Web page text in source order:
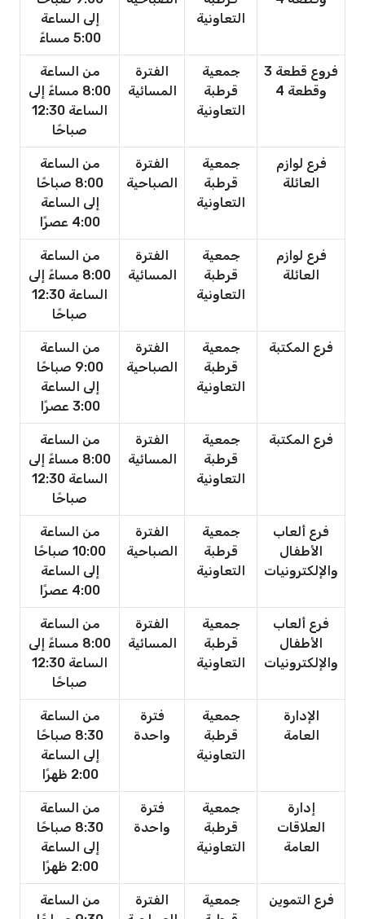
التعاونية
إلى الساعة
5:00 مساءً
فروع قطعة 3
وقطعة 4
جمعية
قرطبة
التعاونية
الفترة
المسائية
من الساعة
8:00 مساءً إلى
الساعة 12:30
صباحًا
فرع لوازم
العائلة
جمعية
قرطبة
التعاونية
الفترة
الصباحية
من الساعة
8:00 صباحًا
إلى الساعة
4:00 عصرًا
فرع لوازم
العائلة
جمعية
قرطبة
التعاونية
الفترة
المسائية
من الساعة
8:00 مساءً إلى
الساعة 12:30
صباحًا
فرع المكتبة
جمعية
قرطبة
التعاونية
الفترة
الصباحية
من الساعة
9:00 صباحًا
إلى الساعة
3:00 عصرًا
فرع المكتبة
جمعية
قرطبة
التعاونية
الفترة
المسائية
من الساعة
8:00 مساءً إلى
الساعة 12:30
صباحًا
فرع ألعاب
الأطفال
والإلكترونيات
جمعية
قرطبة
التعاونية
الفترة
الصباحية
من الساعة
10:00 صباحًا
إلى الساعة
4:00 عصرًا
فرع ألعاب
الأطفال
والإلكترونيات
جمعية
قرطبة
التعاونية
الفترة
المسائية
من الساعة
8:00 مساءً إلى
الساعة 12:30
صباحًا
الإدارة
العامة
جمعية
قرطبة
التعاونية
فترة
واحدة
من الساعة
8:30 صباحًا
إلى الساعة
2:00 ظهرًا
إدارة
العلاقات
العامة
جمعية
قرطبة
التعاونية
فترة
واحدة
من الساعة
8:30 صباحًا
إلى الساعة
2:00 ظهرًا
فرع التموين
جمعية
الفترة
من الساعة